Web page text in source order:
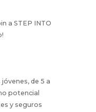
a STEP INTO
de 5 a
potencial
y seguros